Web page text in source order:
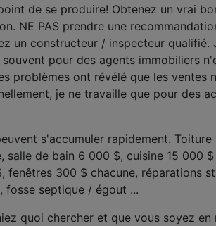
de se produire! Obtenez un vrai
NE PAS prendre une
un constructeur / inspecteur qualifié.
pour des agents immobiliers
problèmes ont révélé que les ventes
je ne travaille que pour des
s'accumuler rapidement.
salle de bain 6 000 $, cuisine 15 000
fenêtres 300 $ chacune, réparations
fosse septique / égout ...
quoi chercher et que vous soyez